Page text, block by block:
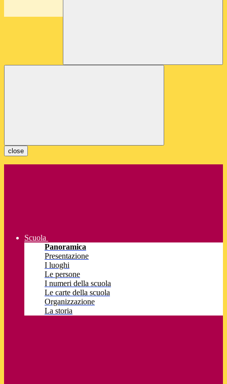
close
Scuola
Panoramica
Presentazione
I luoghi
Le persone
I numeri della scuola
Le carte della scuola
Organizzazione
La storia